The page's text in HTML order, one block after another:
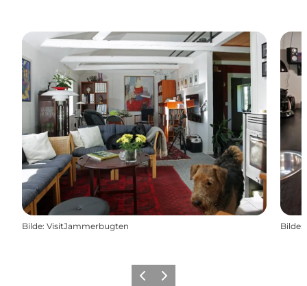
Bilde: VisitJammerbugten Bilde:
ForrigeNeste